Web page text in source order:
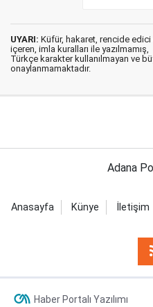
UYARI: Küfür, hakaret, rencide edici
içeren, imla kuralları ile yazılmamış,
Türkçe karakter kullanılmayan ve
onaylanmamaktadır.
Adana
Anasayfa Künye İletişim
Haber Portalı Yazılımı